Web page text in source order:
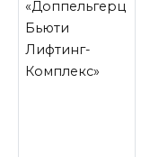
«Доппельгерц
Бьюти
Лифтинг-
Комплекс»